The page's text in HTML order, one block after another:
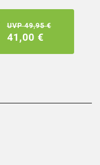
UVP 49,95 €
41,00 €